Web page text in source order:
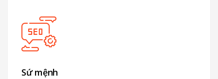
Sứ mệnh